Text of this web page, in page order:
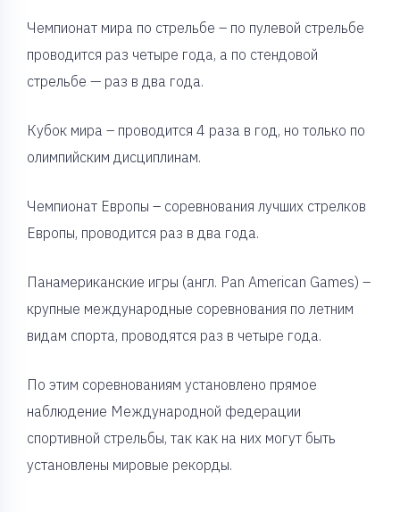
Чемпионат мира по стрельбе – по пулевой стрельбе
проводится раз четыре года, а по стендовой
стрельбе — раз в два года.
Кубок мира – проводится 4 раза в год, но только по
олимпийским дисциплинам.
Чемпионат Европы – соревнования лучших стрелков
Европы, проводится раз в два года.
Панамериканские игры (англ. Pan American Games) –
крупные международные соревнования по летним
видам спорта, проводятся раз в четыре года.
По этим соревнованиям установлено прямое
наблюдение Международной федерации
спортивной стрельбы, так как на них могут быть
установлены мировые рекорды.